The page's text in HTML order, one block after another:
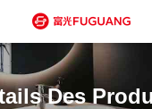
Des